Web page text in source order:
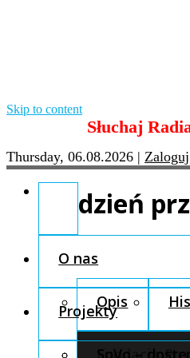
Skip to content
Słuchaj
Thursday, 06.08.2026 | Zaloguj
O nas
Opis
Fundacja
Projekty
SoVo –
dzień